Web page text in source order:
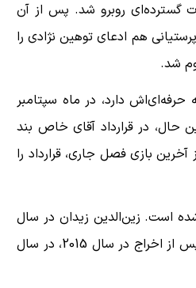
گسترده‌ای روبرو شد. پس از آن
هم ادعای توهین نژادی را
دارد، در ماه سپتامبر
قرارداد دارد. با این حال، در قرارداد آقای خاص بند
دارد که به هر یک از طرفین اجازه می‌دهد تا 10 روز پس از آخرین بازی فصل جاری، قرارداد را
شده است. زین‌الدین زیدان در سال
2019 یک سال پس از جدایی از این تیم، به روی نیمکت این تیم بازگشت، در حالی که آنچلوتی پس از اخراج در سال 2015، در سال
ببینید| لحظه بمباران خیابان فردوسی در جنگ ۴۰